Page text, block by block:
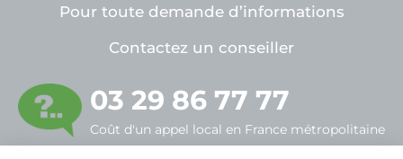
Pour toute demande d’informations
Contactez un conseiller
03 29 86 77 77
Coût d'un appel local en France métropolitaine